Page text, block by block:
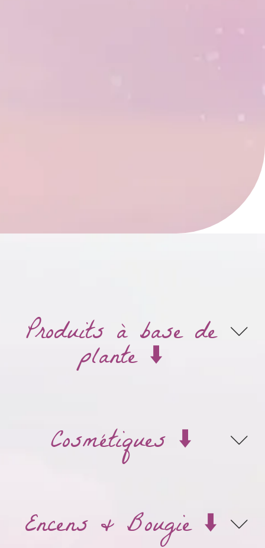
Produits à base de
plante ⬇️
Cosmétiques ⬇️
Encens & Bougie ⬇️